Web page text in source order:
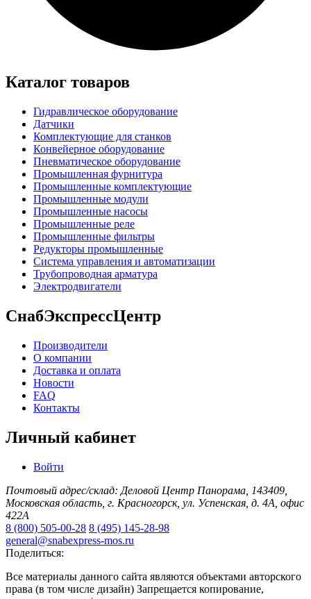
Каталог товаров
Гидравлическое оборудование
Датчики
Комплектующие для станков
Конвейерное оборудование
Пневматическое оборудование
Промышленная фурнитура
Промышленные комплектующие
Промышленные модули
Промышленные насосы
Промышленные реле
Промышленные фильтры
Редукторы промышленные
Система управления и автоматизации
Трубопроводная арматура
Электродвигатели
СнабЭкспрессЦентр
Производители
О компании
Доставка и оплата
Новости
FAQ
Контакты
Личный кабинет
Войти
Почтовый адрес/склад: Деловой Центр Панорама, 143409,
Московская область, г. Красногорск, ул. Успенская, д. 4А, офис
422А
8 (800) 505-00-28 8 (495) 145-28-98
general@snabexpress-mos.ru
Поделиться:
Все материалы данного сайта являются объектами авторского
права (в том числе дизайн) Запрещается копирование,